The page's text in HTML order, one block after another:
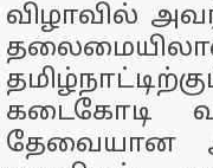
விழாவில்
கடைகோடி
தேவையான